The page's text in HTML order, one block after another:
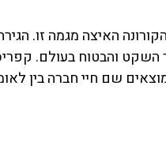
האיצה מגמה זו.
והבטוח בעולם.
שם חיי חברה בין